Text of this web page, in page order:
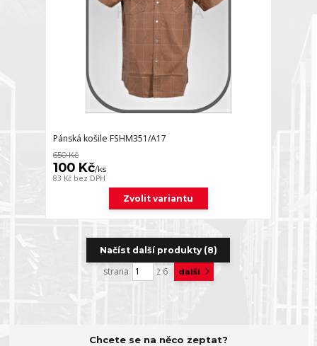
Pánská košile FSHM351/A17
650 Kč
100 Kč/ks
83 Kč bez DPH
Zvolit variantu
Načíst další produkty (8)
strana z 6 další
Chcete se na něco zeptat?